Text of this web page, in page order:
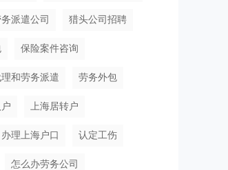
派遣公司 猎头公司招聘
保险案件咨询
和劳务派遣 劳务外包
上海居转户
办理上海户口 认定工伤
怎么办劳务公司